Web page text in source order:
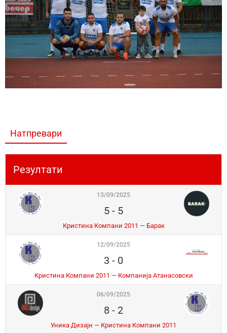
Натпревари
Резултати
13/09/2025
5 - 5
Кристина Компани 2011 — Барак
12/09/2025
3 - 0
Кристина Компани 2011 — Компанија Атанасовски
06/09/2025
8 - 2
Уника Дизајн — Кристина Компани 2011